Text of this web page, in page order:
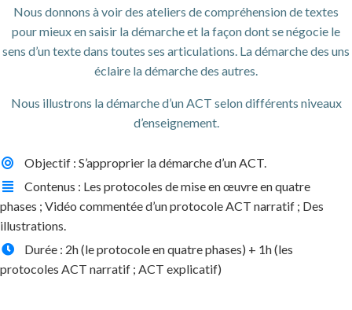
Nous donnons à voir des ateliers de compréhension de textes
pour mieux en saisir la démarche et la façon dont se négocie le
sens d’un texte dans toutes ses articulations. La démarche des uns
éclaire la démarche des autres.
Nous illustrons la démarche d’un ACT selon différents niveaux
d’enseignement.
Objectif : S’approprier la démarche d’un ACT.
Contenus : Les protocoles de mise en œuvre en quatre
phases ; Vidéo commentée d’un protocole ACT narratif ; Des
illustrations.
Durée : 2h (le protocole en quatre phases) + 1h (les
protocoles ACT narratif ; ACT explicatif)